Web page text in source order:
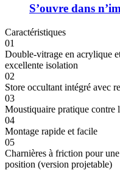
S’ouvre dans
Caractéristiques
01
Double-vitrage en acrylique
excellente isolation
02
Store occultant intégré avec
03
Moustiquaire pratique contre
04
Montage rapide et facile
05
Charnières à friction pour
position (version projetable)